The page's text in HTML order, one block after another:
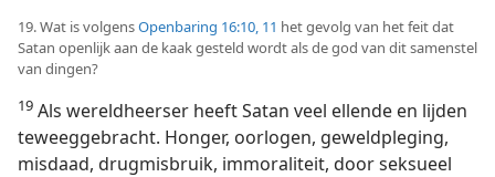
19. Wat is volgensOpenbaring 16:10, 11 het gevolg van het feit dat
Satan openlijk aan de kaak gesteld wordt als de god van dit samenstel
van dingen?
19 Als wereldheerser heeft Satan veel ellende en lijden
teweeggebracht. Honger, oorlogen, geweldpleging,
misdaad, drugmisbruik, immoraliteit, door seksueel